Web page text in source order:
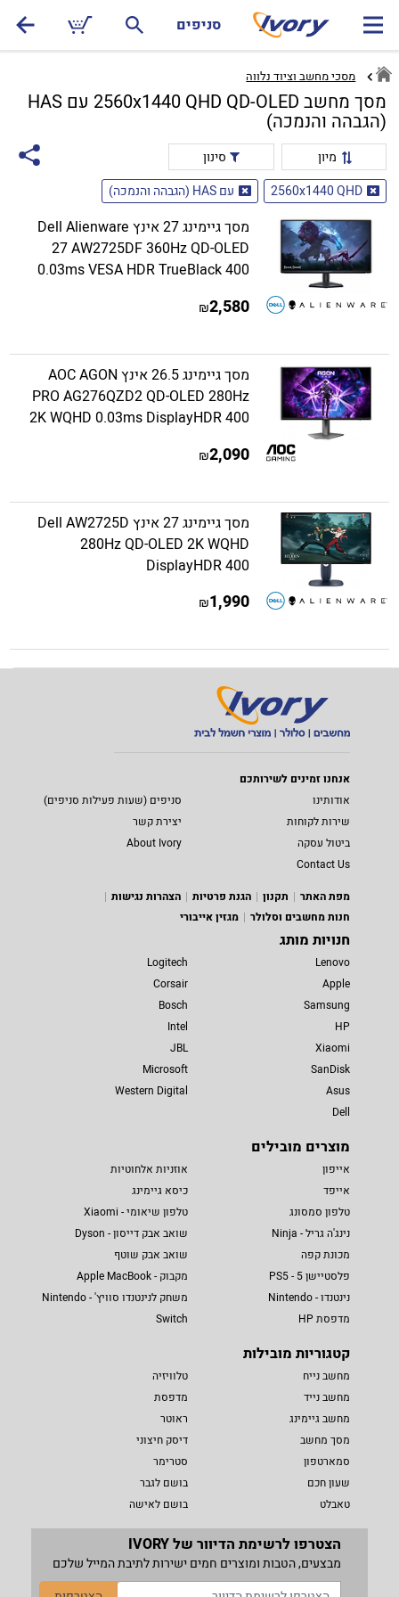
סניפים
מסכי מחשב וציוד נלווה
מסך מחשב 2560x1440 QHD QD-OLED עם HAS
(הגבהה והנמכה)
מיון
סינון
2560x1440 QHD
עם HAS (הגבהה והנמכה)
מסך גיימינג 27 אינץ Dell Alienware
27 AW2725DF 360Hz QD-OLED
0.03ms VESA HDR TrueBlack 400
2,580
₪
מסך גיימינג 26.5 אינץ AOC AGON
PRO AG276QZD2 QD-OLED 280Hz
2K WQHD 0.03ms DisplayHDR 400
2,090
₪
מסך גיימינג 27 אינץ Dell AW2725D
280Hz QD-OLED 2K WQHD
DisplayHDR 400
1,990
₪
אנחנו זמינים לשירותכם
אודותינו
סניפים (שעות פעילות סניפים)
שירות לקוחות
יצירת קשר
ביטול עסקה
About Ivory
Contact Us
מפת האתר
תקנון הגנת פרטיות
הצהרות נגישות
חנות מחשבים וסלולר
מגזין אייבורי
חנויות מותג
Lenovo
Apple
Samsung
HP
Xiaomi
SanDisk
Asus
Dell
Logitech
Corsair
Bosch
Intel
JBL
Microsoft
Western Digital
מוצרים מובילים
אייפון
אייפד
טלפון סמסונג
נינג'ה גריל - Ninja
מכונת קפה
פלסטיישן 5 - PS5
נינטנדו - Nintendo
מדפסת HP
אוזניות אלחוטיות
כיסא גיימינג
טלפון שיאומי - Xiaomi
שואב אבק דייסון - Dyson
שואב אבק שוטף
מקבוק - Apple MacBook
משחק לנינטנדו סוויץ' - Nintendo
Switch
קטגוריות מובילות
מחשב נייח
מחשב נייד
מחשב גיימינג
מסך מחשב
סמארטפון
שעון חכם
טאבלט
טלוויזיה
מדפסת
ראוטר
דיסק חיצוני
סטרימר
בושם לגבר
בושם לאישה
הצטרפו לרשימת הדיוור של IVORY
מבצעים, הטבות ומוצרים חמים ישירות לתיבת המייל שלכם